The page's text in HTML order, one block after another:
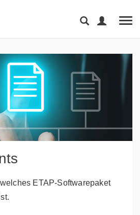
ETAP-Softwarepaket